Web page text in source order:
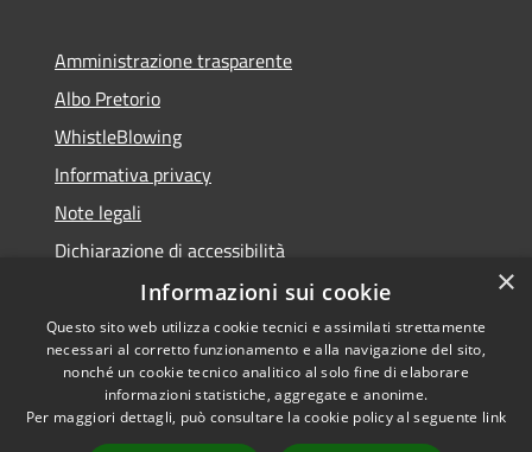
Amministrazione trasparente
Albo Pretorio
WhistleBlowing
Informativa privacy
Note legali
Dichiarazione di accessibilità
Accessibilità
Privacy
Copyright © 2026 • Città di
Montecchio Maggiore •
Powered byMunicipium •
×
Informazioni sui cookie
Questo sito web utilizza cookie tecnici e assimilati strettamente
necessari al corretto funzionamento e alla navigazione del sito,
nonché un cookie tecnico analitico al solo fine di elaborare
informazioni statistiche, aggregate e anonime.
Per maggiori dettagli, può consultare la cookie policy al seguente link